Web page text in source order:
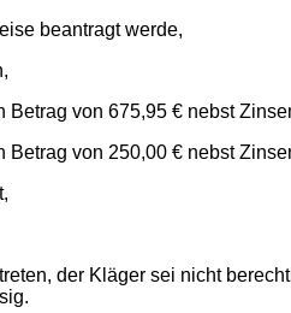
beantragt werde,
von 675,95 € nebst
von 250,00 € nebst
der Kläger sei nicht